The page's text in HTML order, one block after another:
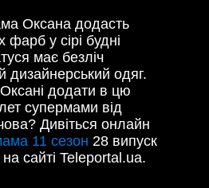
Оксана додасть
фарб у сірі будні
має безліч
дизайнерський одяг.
додати в цю
супермами від
Дивіться онлайн
11 сезон 28 випуск
сайті Teleportal.ua.